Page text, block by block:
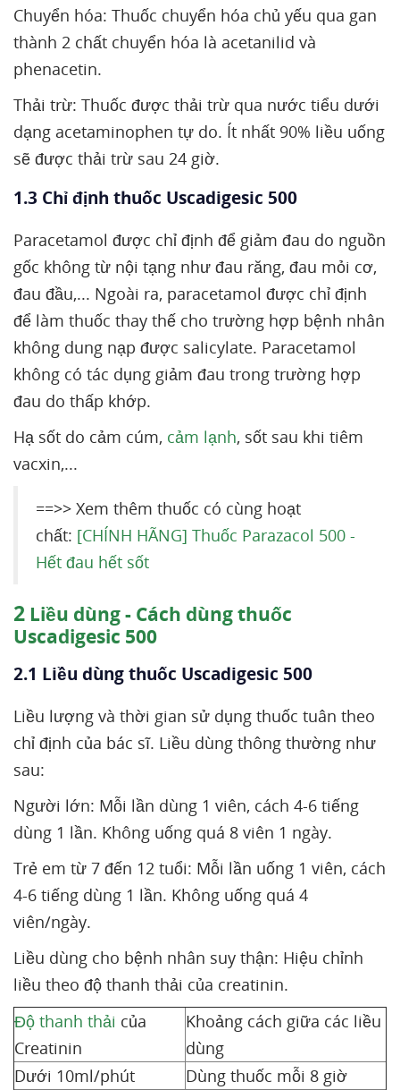
Chuyển hóa: Thuốc chuyển hóa chủ yếu qua gan
thành 2 chất chuyển hóa là acetanilid và
phenacetin.
Thải trừ: Thuốc được thải trừ qua nước tiểu dưới
dạng acetaminophen tự do. Ít nhất 90% liều uống
sẽ được thải trừ sau 24 giờ.
1.3 Chỉ định thuốc Uscadigesic 500
Paracetamol được chỉ định để giảm đau do nguồn
gốc không từ nội tạng như đau răng, đau mỏi cơ,
đau đầu,... Ngoài ra, paracetamol được chỉ định
để làm thuốc thay thế cho trường hợp bệnh nhân
không dung nạp được salicylate. Paracetamol
không có tác dụng giảm đau trong trường hợp
đau do thấp khớp.
Hạ sốt do cảm cúm, cảm lạnh, sốt sau khi tiêm
vacxin,...
==>> Xem thêm thuốc có cùng hoạt
chất: [CHÍNH HÃNG] Thuốc Parazacol 500 -
Hết đau hết sốt
2 Liều dùng - Cách dùng thuốc
Uscadigesic 500
2.1 Liều dùng thuốc Uscadigesic 500
Liều lượng và thời gian sử dụng thuốc tuân theo
chỉ định của bác sĩ. Liều dùng thông thường như
sau:
Người lớn: Mỗi lần dùng 1 viên, cách 4-6 tiếng
dùng 1 lần. Không uống quá 8 viên 1 ngày.
Trẻ em từ 7 đến 12 tuổi: Mỗi lần uống 1 viên, cách
4-6 tiếng dùng 1 lần. Không uống quá 4
viên/ngày.
Liều dùng cho bệnh nhân suy thận: Hiệu chỉnh
liều theo độ thanh thải của creatinin.
Độ thanh thải của
Creatinin
Khoảng cách giữa các liều
dùng
Dưới 10ml/phút
Dùng thuốc mỗi 8 giờ